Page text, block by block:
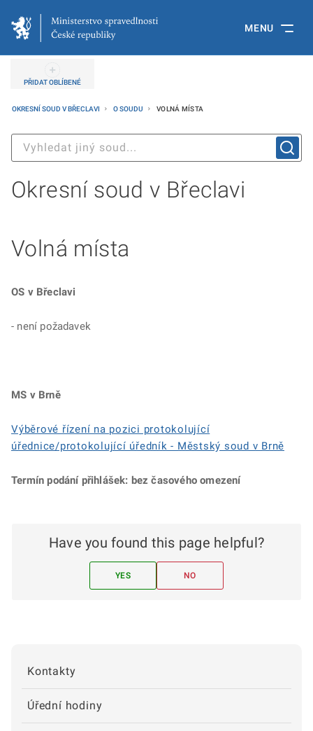
MENU
PŘIDAT OBLÍBENÉ
OKRESNÍ SOUD V BŘECLAVI O SOUDU VOLNÁ MÍSTA
Okresní soud v Břeclavi
Kontakty
Úřední hodiny
Volná místa
OS v Břeclavi
- není požadavek
MS v Brně
Výběrové řízení na pozici protokolující
úřednice/protokolující úředník - Městský soud v Brně
Termín podání přihlášek: bez časového omezení
Have you found this page helpful?
YES NO